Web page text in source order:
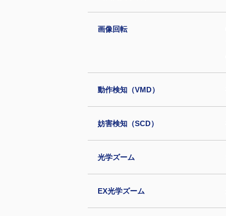
画像回転
動作検知（VMD）
妨害検知（SCD）
光学ズーム
EX光学ズーム